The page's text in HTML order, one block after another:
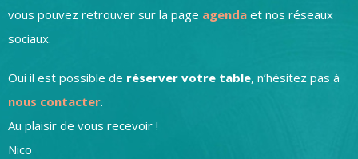
vous pouvez retrouver sur la page agenda et nos réseaux
sociaux.
Oui il est possible de réserver votre table, n’hésitez pas à
nous contacter.
Au plaisir de vous recevoir !
Nico